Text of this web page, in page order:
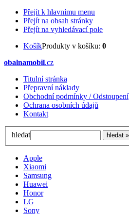
Přejít k hlavnímu menu
Přejít na obsah stránky
Přejít na vyhledávací pole
KošíkProdukty v košíku: 0
obalnamobil.cz
Titulní stránka
Přepravní náklady
Obchodní podmínky / Odstoupení
Ochrana osobních údajů
Kontakt
hledat
Apple
Xiaomi
Samsung
Huawei
Honor
LG
Sony